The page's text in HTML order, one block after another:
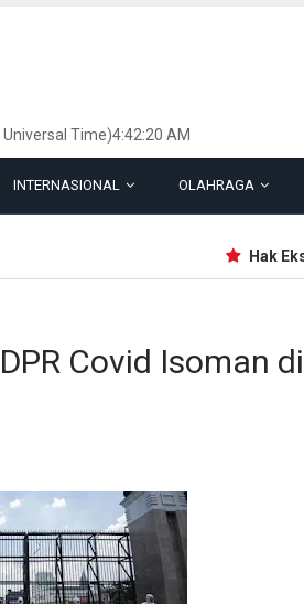
Time)4:42:20 AM
INTERNASIONAL OLAHRAGA
Hak Eks
Covid Isoman di